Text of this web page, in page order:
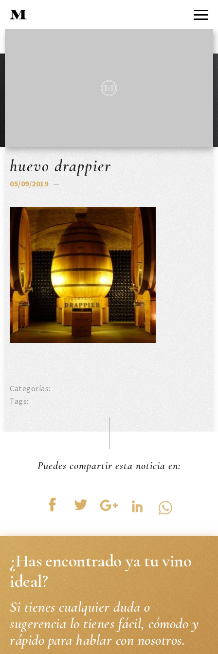
huevo drappier
05/09/2019
Categorías:
Tags:
Puedes compartir esta noticia en:
¿Has encontrado ya tu vino
ideal?
Si tienes cualquier duda o
sugerencia lo tienes fácil, cómodo y
rápido para hablar con nosotros.